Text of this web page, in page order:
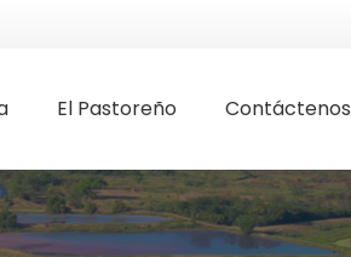
El Pastoreño Contáctenos